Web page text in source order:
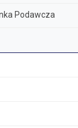
Podawcza